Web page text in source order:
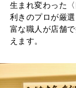
生まれ変わった
利きのプロが厳
富な職人が店舗
えます。